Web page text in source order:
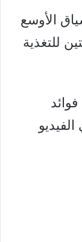
الأوسع
للتغذية